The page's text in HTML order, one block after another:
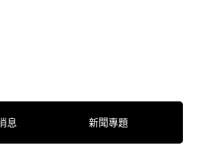
息 新聞專題